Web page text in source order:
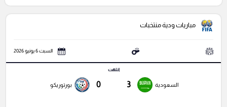
مباريات ودية منتخبات
السبت 6 يونيو 2026
السعودية 3
انتهت
0 بورتوريكو